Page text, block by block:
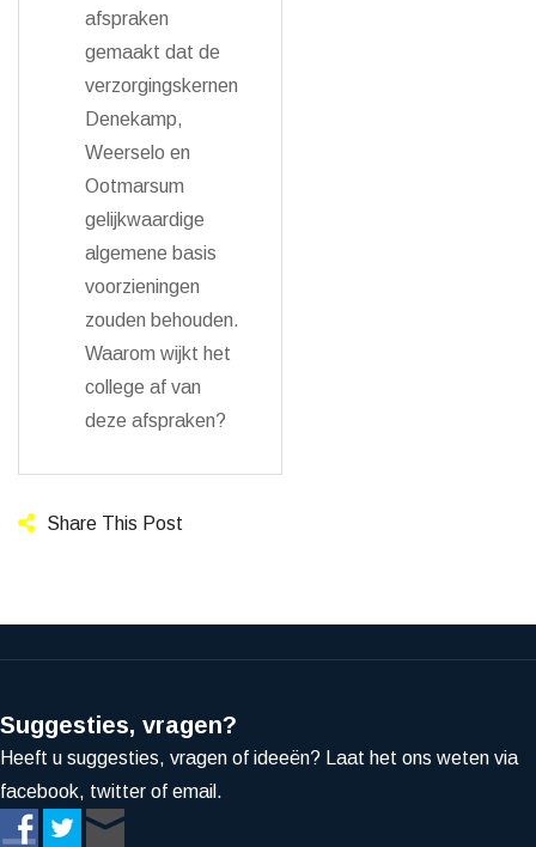
afspraken
gemaakt dat de
verzorgingskernen
Denekamp,
Weerselo en
Ootmarsum
gelijkwaardige
algemene basis
voorzieningen
zouden behouden.
Waarom wijkt het
college af van
deze afspraken?
Share This Post
Suggesties, vragen?
Heeft u suggesties, vragen of ideeën? Laat het ons weten via
facebook, twitter of email.